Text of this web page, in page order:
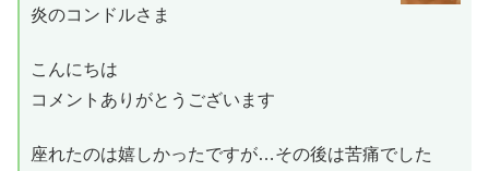
炎のコンドルさま
こんにちは
コメントありがとうございます
座れたのは嬉しかったですが…その後は苦痛でした